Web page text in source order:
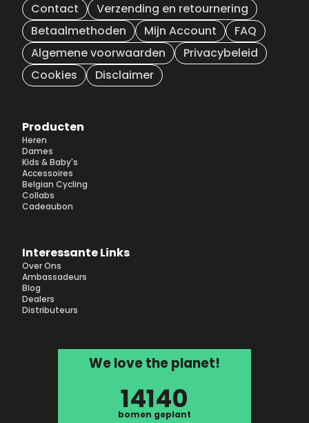
Contact
Verzending en retournering
Betaalmethoden
Mijn Account
FAQ
Algemene voorwaarden
Privacybeleid
Cookies
Disclaimer
Producten
Heren
Dames
Kids & Baby's
Accessoires
Belgian Cycling
Collabs
Cadeaubon
Interessante Links
Over Ons
Ambassadeurs
Blog
Dealers
Distributeurs
We love the planet!
14140
bomen geplant